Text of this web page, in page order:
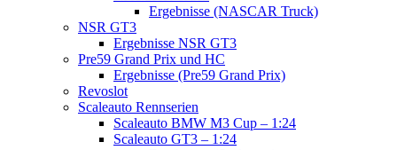
Ergebnisse (NASCAR Truck)
NSR GT3
Ergebnisse NSR GT3
Pre59 Grand Prix und HC
Ergebnisse (Pre59 Grand Prix)
Revoslot
Scaleauto Rennserien
Scaleauto BMW M3 Cup – 1:24
Scaleauto GT3 – 1:24